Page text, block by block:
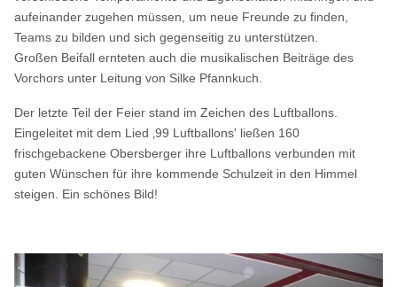
aufeinander zugehen müssen, um neue Freunde zu finden,
Teams zu bilden und sich gegenseitig zu unterstützen.
Großen Beifall ernteten auch die musikalischen Beiträge des
Vorchors unter Leitung von Silke Pfannkuch.
Der letzte Teil der Feier stand im Zeichen des Luftballons.
Eingeleitet mit dem Lied ‚99 Luftballons' ließen 160
frischgebackene Obersberger ihre Luftballons verbunden mit
guten Wünschen für ihre kommende Schulzeit in den Himmel
steigen. Ein schönes Bild!